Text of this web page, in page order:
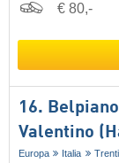
€ 80,-
16.
Valentino
Europa Italia